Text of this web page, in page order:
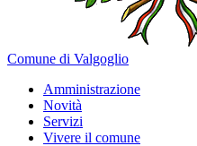
Comune di Valgoglio
Amministrazione
Novità
Servizi
Vivere il comune